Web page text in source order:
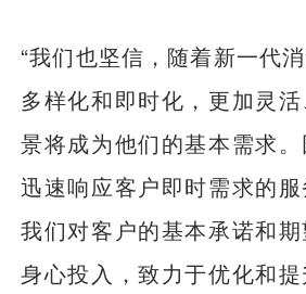
“我们也坚信，随着新一代
多样化和即时化，更加灵
景将成为他们的基本需求
迅速响应客户即时需求的
我们对客户的基本承诺和
身心投入，致力于优化和提